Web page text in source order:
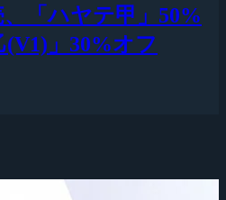
「ハヤテ甲」50%
」30%オフ